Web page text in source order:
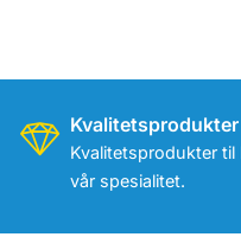
Kvalitetsprodukter
Kvalitetsprodukter til
vår spesialitet.